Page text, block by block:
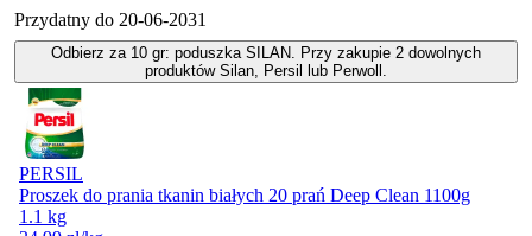
Przydatny do 20-06-2031
Odbierz za 10 gr: poduszka SILAN. Przy zakupie 2 dowolnych
produktów Silan, Persil lub Perwoll.
PERSIL
Proszek do prania tkanin białych 20 prań Deep Clean 1100g
1.1 kg